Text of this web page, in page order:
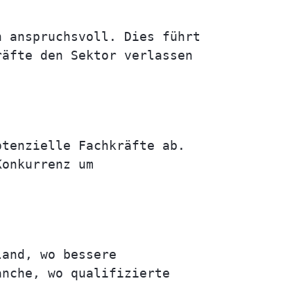
anspruchsvoll. Dies führt
den Sektor verlassen
Fachkräfte ab.
um
wo bessere
wo qualifizierte